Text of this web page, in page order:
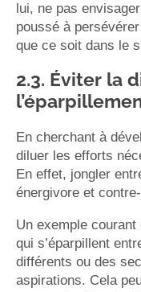
lui, ne pas
poussé à
que ce soit dans le
2.3. Éviter la
En cherchant à
diluer les efforts
En effet, jongler
énergivore et
Un exemple
qui s’éparpillent
différents ou des
aspirations. Cela